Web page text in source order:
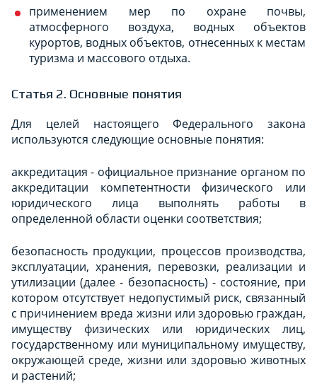
применением мер по охране почвы,
атмосферного воздуха, водных объектов
курортов, водных объектов, отнесенных к местам
туризма и массового отдыха.
Статья 2. Основные понятия
Для целей настоящего Федерального закона
используются следующие основные понятия:
аккредитация - официальное признание органом по
аккредитации компетентности физического или
юридического лица выполнять работы в
определенной области оценки соответствия;
безопасность продукции, процессов производства,
эксплуатации, хранения, перевозки, реализации и
утилизации (далее - безопасность) - состояние, при
котором отсутствует недопустимый риск, связанный
с причинением вреда жизни или здоровью граждан,
имуществу физических или юридических лиц,
государственному или муниципальному имуществу,
окружающей среде, жизни или здоровью животных
и растений;